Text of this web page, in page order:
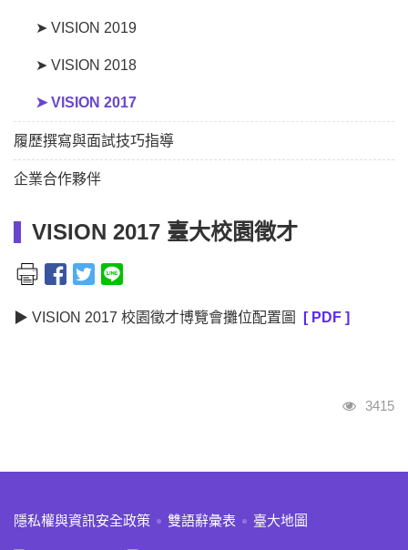
➤ VISION 2019
➤ VISION 2018
➤ VISION 2017
履歷撰寫與面試技巧指導
企業合作夥伴
VISION 2017 臺大校園徵才
▶ VISION 2017 校園徵才博覽會攤位配置圖 [ PDF ]
瀏覽人
3415
:::
隱私權與資訊安全政策 雙語辭彙表 臺大地圖